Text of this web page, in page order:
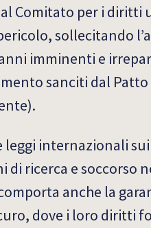
Comitato per i diritti
sollecitando
imminenti e
sanciti dal
leggi internazionali
di ricerca e soccorso
anche la
dove i loro diritti